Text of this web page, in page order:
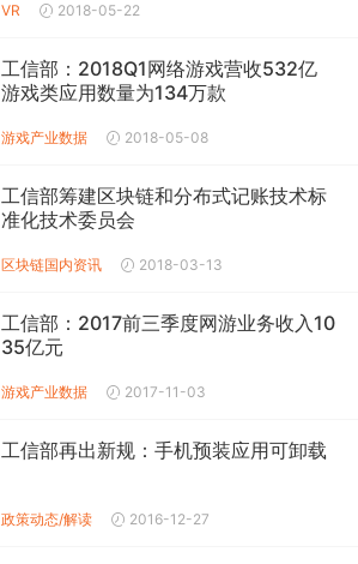
VR 2018-05-22
工信部：2018Q1网络游戏营收532亿
游戏类应用数量为134万款
游戏产业数据 2018-05-08
工信部筹建区块链和分布式记账技术标
准化技术委员会
区块链国内资讯 2018-03-13
工信部：2017前三季度网游业务收入10
35亿元
游戏产业数据 2017-11-03
工信部再出新规：手机预装应用可卸载
政策动态/解读 2016-12-27